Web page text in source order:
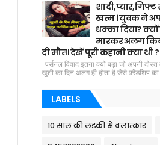
खत्म । युवक ने
धक्का दिया?
मारकर अलग
दी मौत। देखें पूरी कहानी क्या थी ?
पर्सनल विवाद इतना क्यों बड़ा जो अपनी
खुशी का दिन अलग ही होता है जैसे फ़्रेंडशिप
LABELS
10 साल की लड़की से बलात्कार